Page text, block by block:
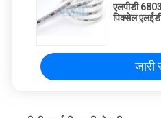
एलपीडी
पिक्सेल
जारी